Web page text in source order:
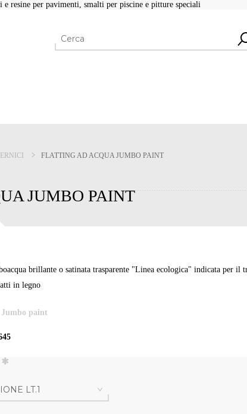
resine per pavimenti, smalti per piscine e pitture speciali
FLATTING AD ACQUA JUMBO PAINT
JUMBO PAINT
brillante o satinata trasparente "Linea ecologica" indicata per il
in legno
Jumbo paint
*